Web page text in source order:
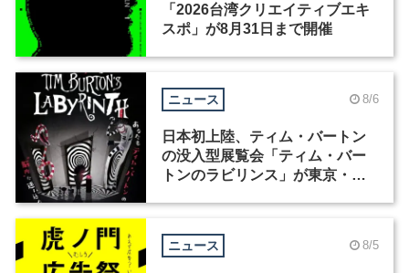
「2026台湾クリエイティブエキ
スポ」が8月31日まで開催
ニュース 8/6
日本初上陸、ティム・バートン
の没入型展覧会「ティム・バー
トンのラビリンス」が東京・豊
ニュース 8/5